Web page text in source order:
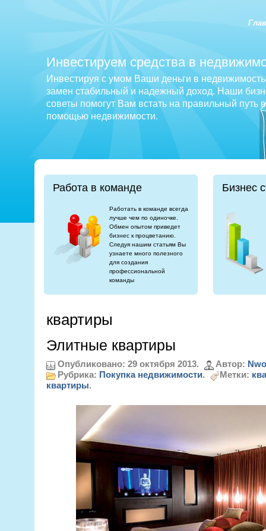
Инвестируем средства в
Инвестируя с умом Ваши деньги в
замен стабильный и надежный доход. Наши
советы помогут Вам встать на правильный путь
помощью недвижимости.
Работа в команде
Работать в команде всегда
лучше чем по одиночке.
Обмен опытом приведет
бизнес к процветанию.
Следуя нашим статьям Вы
узнаете много полезного
для создания
профессиональной
команды
Бизнес
квартиры
Элитные квартиры
Опубликовано: 29 октября 2013. Автор:
Рубрика: Покупка недвижимости. Метки:
квартиры.